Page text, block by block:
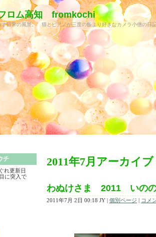
ロム高知 fromkochi
す日常の風景。 猫とピアノが三度の飯より好きなカメラ小僧の
2011年7月アーカイブ
わぬけさま 2011 いの
2011年7月 2日 00:18 JY | 個別ページ | コメ
チ
れ更新日
に突入で